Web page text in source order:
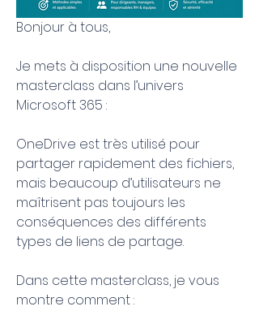
Bonjour à tous,
Je mets à disposition une nouvelle
masterclass dans l’univers
Microsoft 365 :
OneDrive est très utilisé pour
partager rapidement des fichiers,
mais beaucoup d’utilisateurs ne
maîtrisent pas toujours les
conséquences des différents
types de liens de partage.
Dans cette masterclass, je vous
montre comment :